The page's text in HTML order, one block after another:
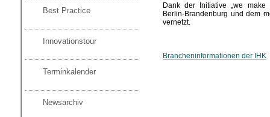
Best Practice
Innovationstour
Terminkalender
Newsarchiv
Dank der Initiative „we make
Berlin-Brandenburg und dem
vernetzt.
Brancheninformationen der IHK